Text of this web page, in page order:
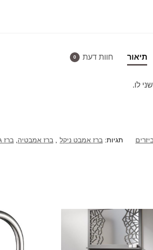
תיאור חוות דעת 0
לו.
תגיות: ברז אמבט ניקל , ברז אמבטיה, ברז